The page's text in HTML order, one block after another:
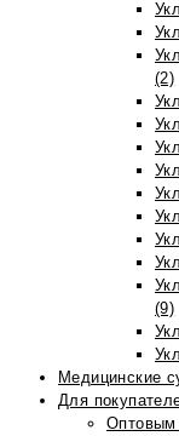
(2)
(9)
Медицинские
Для
Оптовым